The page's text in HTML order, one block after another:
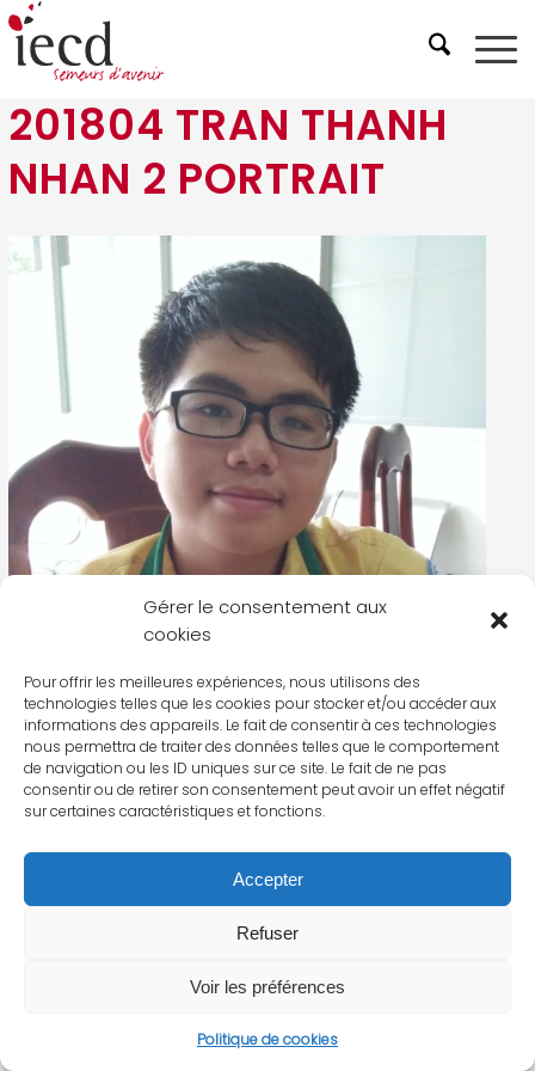
Gérer le consentement aux
cookies
Pour offrir les meilleures expériences, nous utilisons des
technologies telles que les cookies pour stocker et/ou accéder aux
informations des appareils. Le fait de consentir à ces technologies
nous permettra de traiter des données telles que le comportement
de navigation ou les ID uniques sur ce site. Le fait de ne pas
consentir ou de retirer son consentement peut avoir un effet négatif
sur certaines caractéristiques et fonctions.
Accepter
Refuser
Voir les préférences
Politique de cookies
201804 TRAN THANH
NHAN 2 PORTRAIT